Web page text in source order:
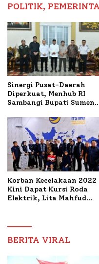
POLITIK,
Sinergi Pusat-Daerah
Diperkuat, Menhub RI
Sambangi Bupati
Mutiara Sentosa II
Korban Kecelakaan 2022
Kini Dapat Kursi Roda
Elektrik, Lita Mahfud
Nabil
BERITA VIRAL